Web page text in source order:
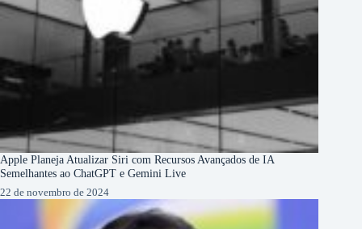
Apple Planeja Atualizar Siri com Recursos Avançados de IA
Semelhantes ao ChatGPT e Gemini Live
22 de novembro de 2024